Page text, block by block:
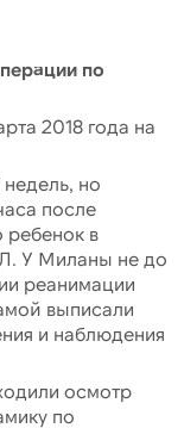
по
2018 года на
но
после
в
У Миланы не до
реанимации
выписали
и наблюдения
осмотр
по